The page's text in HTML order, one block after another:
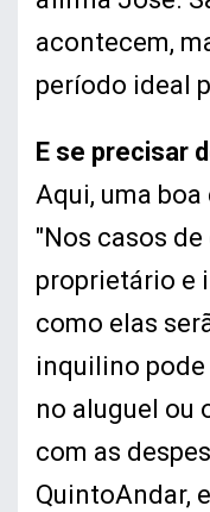
acontecem,
período ideal
E se precisar
Aqui, uma
"Nos casos
proprietário e
como elas
inquilino
no aluguel ou
com as
QuintoAndar,